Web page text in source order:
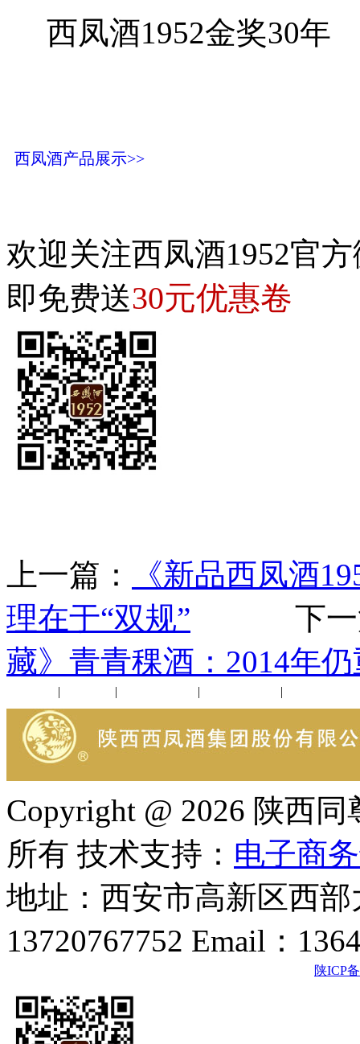
西凤酒1952金奖30年
西凤酒产品展示>>
欢迎关注西凤酒1952官
即免费送30元优惠卷
上一篇：
《新品西凤酒
理在于“双规” 下一
藏》青青稞酒：2014年
| | | |
Copyright @ 2026 陕西
所有 技术支持： 电子商
地址：西安市高新区西
13720767752 Email：
陕ICP